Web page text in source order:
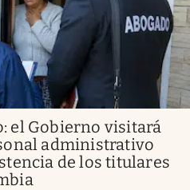
el Gobierno visitará
administrativo
de los titulares